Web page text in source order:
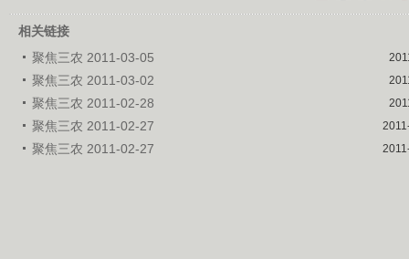
相关链接
聚焦三农 2011-03-05
聚焦三农 2011-03-02
聚焦三农 2011-02-28
聚焦三农 2011-02-27
聚焦三农 2011-02-27